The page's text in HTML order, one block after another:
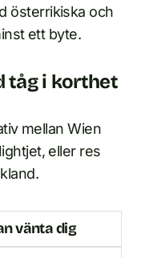
österrikiska och
ett byte.
tåg i korthet
mellan Wien
eller res
vänta dig